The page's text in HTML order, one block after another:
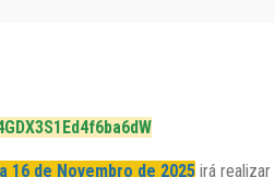
16 de Novembro de 2025 irá realizar